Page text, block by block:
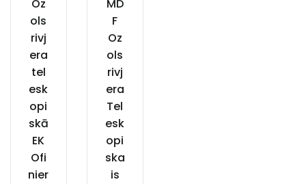
Oz
ols
rivj
era
tel
esk
opi
skā
EK
Ofi
nier
MD
F
Oz
ols
rivj
era
Tel
esk
opi
ska
is